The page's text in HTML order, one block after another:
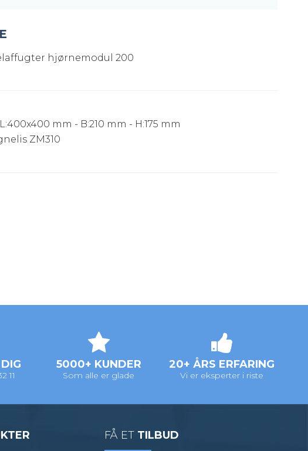
hjørnemodul 200
mm - B:210 mm - H:175 mm
ZM310
11
5000+ KUNDER
Som alle er glade
20+ ÅRS ERFARING
Vi er eksperter i riste
FÅ ET TILBUD